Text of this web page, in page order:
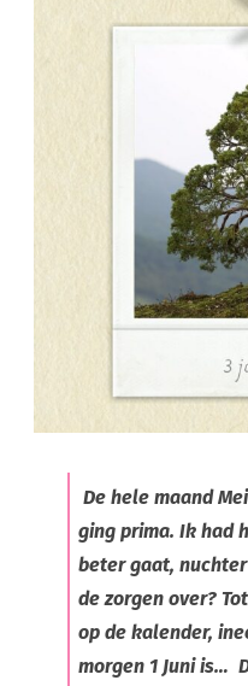
De hele maand
ging prima. Ik had
beter gaat,
de zorgen over?
op de kalender,
morgen 1 Juni is…